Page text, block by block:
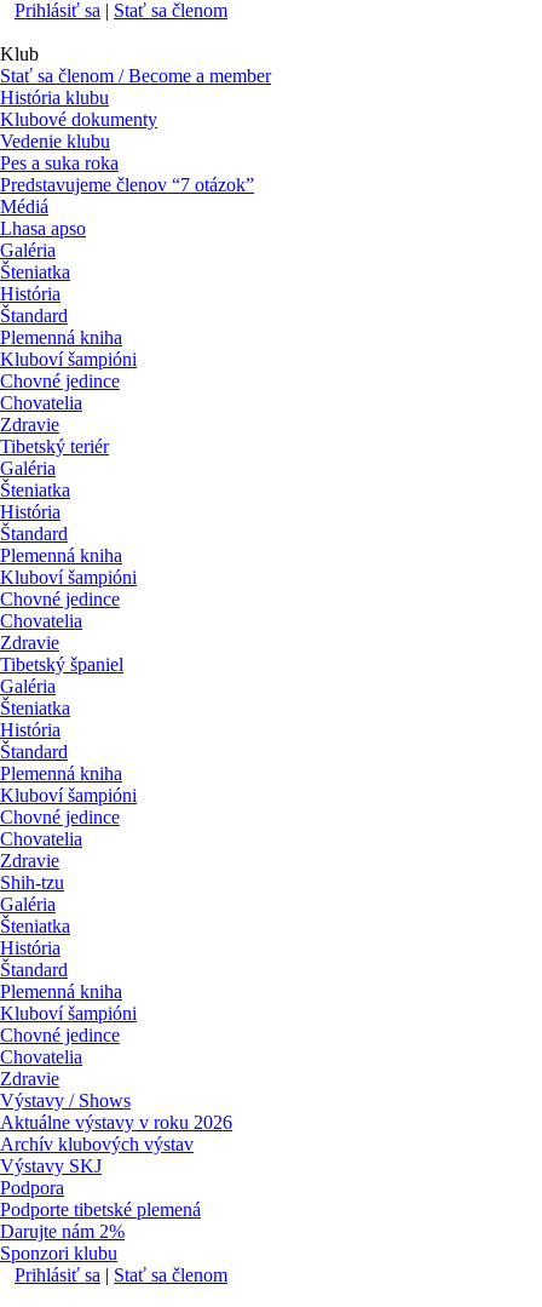
Prihlásiť sa | Stať sa členom
Klub
Stať sa členom / Become a member
História klubu
Klubové dokumenty
Vedenie klubu
Pes a suka roka
Predstavujeme členov “7 otázok”
Médiá
Lhasa apso
Galéria
Šteniatka
História
Štandard
Plemenná kniha
Kluboví šampióni
Chovné jedince
Chovatelia
Zdravie
Tibetský teriér
Galéria
Šteniatka
História
Štandard
Plemenná kniha
Kluboví šampióni
Chovné jedince
Chovatelia
Zdravie
Tibetský španiel
Galéria
Šteniatka
História
Štandard
Plemenná kniha
Kluboví šampióni
Chovné jedince
Chovatelia
Zdravie
Shih-tzu
Galéria
Šteniatka
História
Štandard
Plemenná kniha
Kluboví šampióni
Chovné jedince
Chovatelia
Zdravie
Výstavy / Shows
Aktuálne výstavy v roku 2026
Archív klubových výstav
Výstavy SKJ
Podpora
Podporte tibetské plemená
Darujte nám 2%
Sponzori klubu
Prihlásiť sa | Stať sa členom